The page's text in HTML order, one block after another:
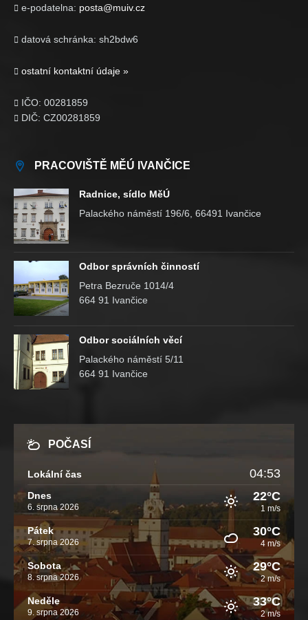
 e-podatelna: posta@muiv.cz
 datová schránka: sh2bdw6
 ostatní kontaktní údaje »
 IČO: 00281859
 DIČ: CZ00281859
PRACOVIŠTĚ MĚÚ IVANČICE
Radnice, sídlo MěÚ
Palackého náměstí 196/6, 66491 Ivančice
Odbor správních činností
Petra Bezruče 1014/4
664 91 Ivančice
Odbor sociálních věcí
Palackého náměstí 5/11
664 91 Ivančice
POČASÍ
Lokální čas 04:53
Dnes
6. srpna 2026
22°C
1 m/s
Pátek
7. srpna 2026
30°C
4 m/s
Sobota
8. srpna 2026
29°C
2 m/s
Neděle
9. srpna 2026
33°C
2 m/s